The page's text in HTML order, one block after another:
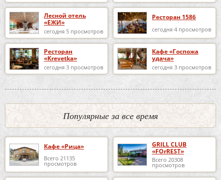
Лесной отель
«ЕЖИ»
сегодня 5 просмотров
Ресторан 1586
сегодня 4 просмотров
Ресторан
«Krevetka»
сегодня 3 просмотров
Кафе «Госпожа
удача»
сегодня 3 просмотров
Популярные за все время
Кафе «Рица»
Всего 21135
просмотров
GRILL CLUB
«FOrREST»
Всего 20308
просмотров